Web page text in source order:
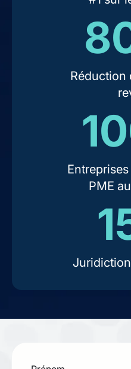
Réduction
PME